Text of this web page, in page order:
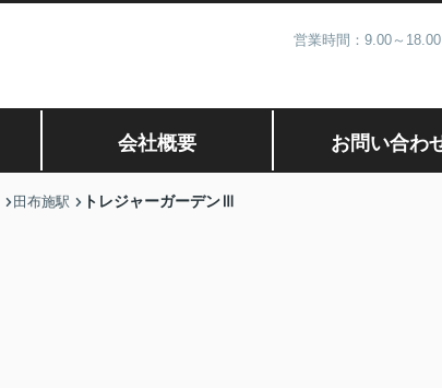
営業時間：9.00～
会社概要 お問い合わ
田布施駅 トレジャーガーデンⅢ